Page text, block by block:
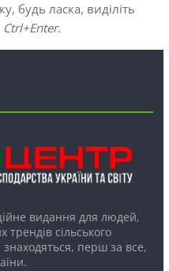
будь ласка, виділіть
Ctrl+Enter.
видання для людей,
трендів сільського
перш за все,